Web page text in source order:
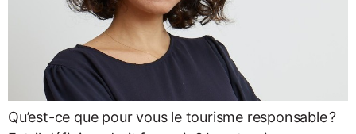
Qu’est-ce que pour vous le tourisme responsable ?